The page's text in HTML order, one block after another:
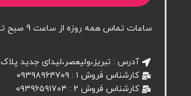
ساعات تماس همه روزه از ساعت 9 صبح تا 5 عصر
آدرس : تبریز،ولیعصر،لیدای جدید پلاک ۳۳
کارشناس فروش ۱ : ۰۹۳۹۸۹۶۴۷۰۹
کارشناس فروش 2 : ۰۹۳۹۶۵۹۱۷۰۴